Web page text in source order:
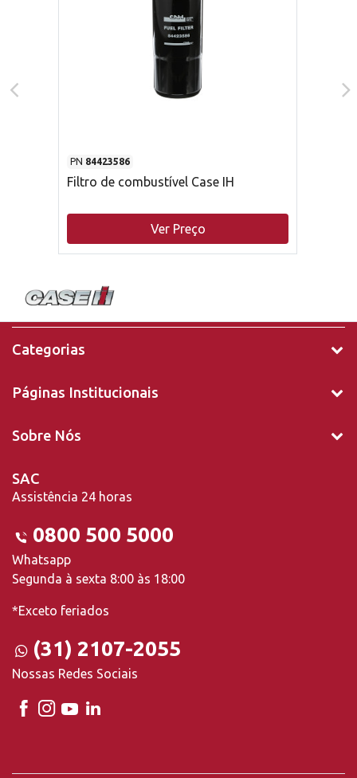
PN 84423586
Filtro de combustível Case IH
Ver Preço
Categorias
Páginas Institucionais
Sobre Nós
SAC
Assistência 24 horas
0800 500 5000
Whatsapp
Segunda à sexta 8:00 às 18:00
*Exceto feriados
(31) 2107-2055
Nossas Redes Sociais